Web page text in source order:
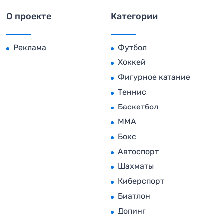
О проекте
Реклама
Категории
Футбол
Хоккей
Фигурное катание
Теннис
Баскетбол
MMA
Бокс
Автоспорт
Шахматы
Киберспорт
Биатлон
Допинг